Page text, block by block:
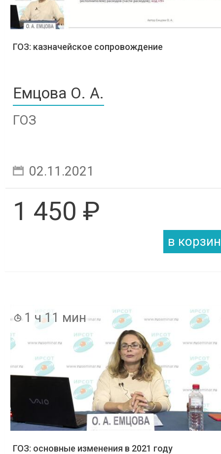
ГОЗ: казначейское сопровождение
Емцова О. А.
ГОЗ
02.11.2021
1 450 ₽
1 ч 11 мин
ГОЗ: основные изменения в 2021 году